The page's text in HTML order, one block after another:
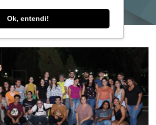
Ok, entendi!